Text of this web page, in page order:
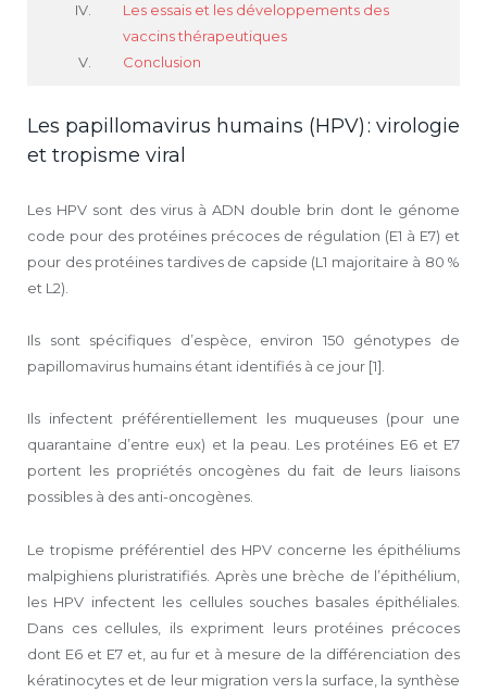
Les essais et les développements des
vaccins thérapeutiques
Conclusion
Les papillomavirus humains (HPV) : virologie
et tropisme viral
Les HPV sont des virus à ADN double brin dont le génome
code pour des protéines précoces de régulation (E1 à E7) et
pour des protéines tardives de capside (L1 majoritaire à 80 %
et L2).
Ils sont spécifiques d’espèce, environ 150 génotypes de
papillomavirus humains étant identifiés à ce jour [1].
Ils infectent préférentiellement les muqueuses (pour une
quarantaine d’entre eux) et la peau. Les protéines E6 et E7
portent les propriétés oncogènes du fait de leurs liaisons
possibles à des anti-oncogènes.
Le tropisme préférentiel des HPV concerne les épithéliums
malpighiens pluristratifiés. Après une brèche de l’épithélium,
les HPV infectent les cellules souches basales épithéliales.
Dans ces cellules, ils expriment leurs protéines précoces
dont E6 et E7 et, au fur et à mesure de la différenciation des
kératinocytes et de leur migration vers la surface, la synthèse